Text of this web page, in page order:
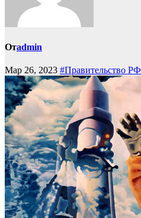
Отadmin
Мар 26, 2023 #Правительство РФ